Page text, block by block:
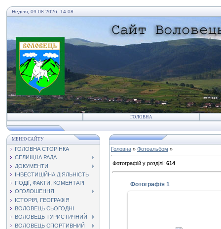
Неділя, 09.08.2026, 14:08
ГОЛОВНА
МЕНЮ САЙТУ
ГОЛОВНА СТОРІНКА
СЕЛИЩНА РАДА
ДОКУМЕНТИ
ІНВЕСТИЦІЙНА ДІЯЛЬНІСТЬ
ПОДІЇ, ФАКТИ, КОМЕНТАРІ
ОГОЛОШЕННЯ
ІСТОРІЯ, ГЕОГРАФІЯ
ВОЛОВЕЦЬ СЬОГОДНІ
ВОЛОВЕЦЬ ТУРИСТИЧНИЙ
ВОЛОВЕЦЬ СПОРТИВНИЙ
Головна » Фотоальбом »
Фотографій у розділі: 614
Фотографія 1